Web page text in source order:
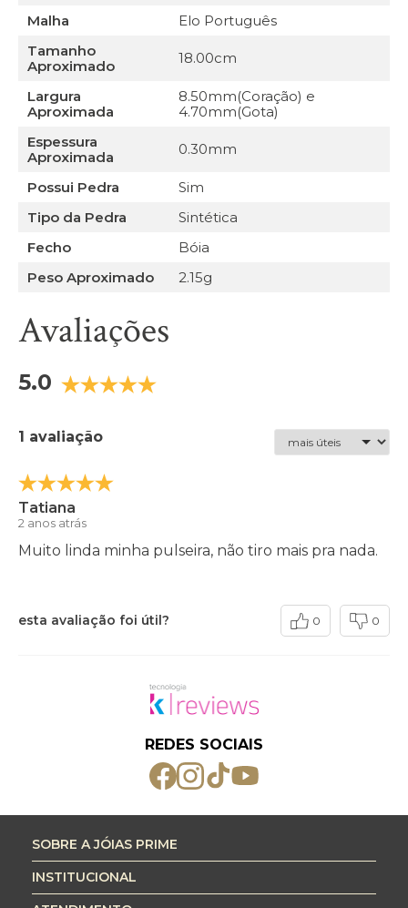
Malha
Elo Português
Tamanho
Aproximado
18.00cm
Largura
Aproximada
8.50mm(Coração) e
4.70mm(Gota)
Espessura
Aproximada
0.30mm
Possui Pedra
Sim
Tipo da Pedra
Sintética
Fecho
Bóia
Peso Aproximado
2.15g
Avaliações
5.0
1 avaliação
Tatiana
2 anos atrás
Muito linda minha pulseira, não tiro mais pra nada.
esta avaliação foi útil? 0 0
REDES SOCIAIS
SOBRE A JÓIAS PRIME
INSTITUCIONAL